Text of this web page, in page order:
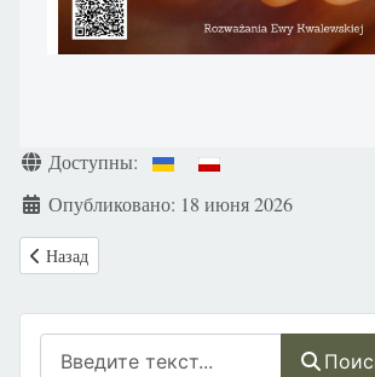
Информация о материале
Доступны:
Опубликовано: 18 июня 2026
Предыдущий: Украина: Киев. 21 июня.
Назад